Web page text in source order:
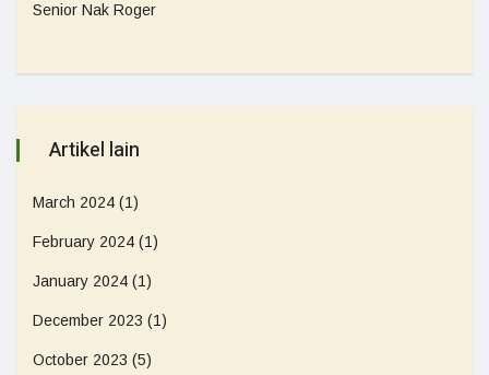
Senior Nak Roger
Artikel lain
March 2024 (1)
February 2024 (1)
January 2024 (1)
December 2023 (1)
October 2023 (5)